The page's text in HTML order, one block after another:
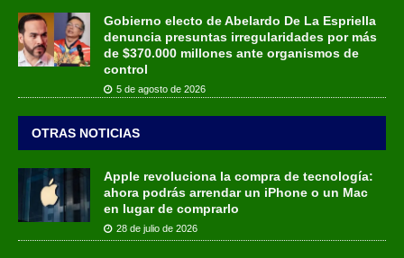
Gobierno electo de Abelardo De La Espriella
denuncia presuntas irregularidades por más
de $370.000 millones ante organismos de
control
5 de agosto de 2026
OTRAS NOTICIAS
Apple revoluciona la compra de tecnología:
ahora podrás arrendar un iPhone o un Mac
en lugar de comprarlo
28 de julio de 2026